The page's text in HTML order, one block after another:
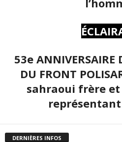
53e ANNIVERSAIRE
DU FRONT
sahraoui frère
DERNIÈRES INFOS